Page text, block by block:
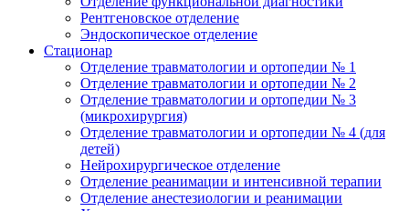
Рентгеновское отделение
Эндоскопическое отделение
Стационар
Отделение травматологии и ортопедии № 1
Отделение травматологии и ортопедии № 2
Отделение травматологии и ортопедии № 3
(микрохирургия)
Отделение травматологии и ортопедии № 4 (для
детей)
Нейрохирургическое отделение
Отделение реанимации и интенсивной терапии
Отделение анестезиологии и реанимации